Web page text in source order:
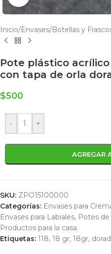
Inicio/Envases/Botellas y
Pote plástico
con tapa de orla
$500
- +
AGREGAR
SKU: ZPO15100000
Categorías: Envases para
Envases para Labiales, Potes de
Productos para la casa
Etiquetas: 118, 18 gr, 18gr,